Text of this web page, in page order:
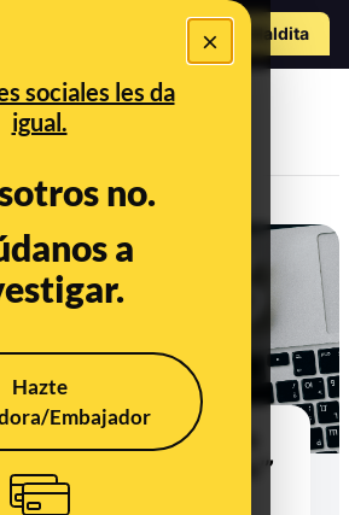
×
sociales les da
igual.
no.
a
Hazte
Embajador
Hazte Maldito
a
cierto que Bruselas
“parados ‘ocultos’”